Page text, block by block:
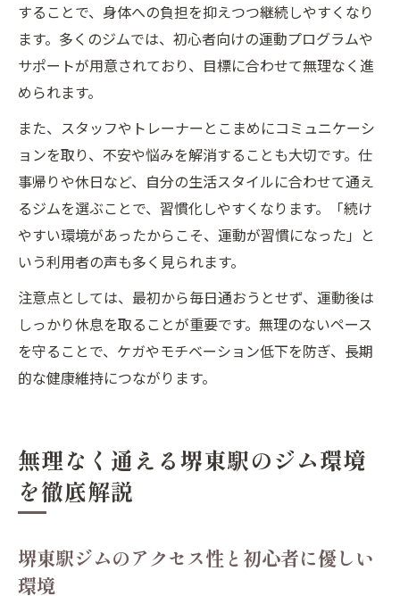
することで、身体への負担を抑えつつ継続しやすくなり
ます。多くのジムでは、初心者向けの運動プログラムや
サポートが用意されており、目標に合わせて無理なく進
められます。
また、スタッフやトレーナーとこまめにコミュニケーシ
ョンを取り、不安や悩みを解消することも大切です。仕
事帰りや休日など、自分の生活スタイルに合わせて通え
るジムを選ぶことで、習慣化しやすくなります。「続け
やすい環境があったからこそ、運動が習慣になった」と
いう利用者の声も多く見られます。
注意点としては、最初から毎日通おうとせず、運動後は
しっかり休息を取ることが重要です。無理のないペース
を守ることで、ケガやモチベーション低下を防ぎ、長期
的な健康維持につながります。
無理なく通える堺東駅のジム環境
を徹底解説
堺東駅ジムのアクセス性と初心者に優しい
環境